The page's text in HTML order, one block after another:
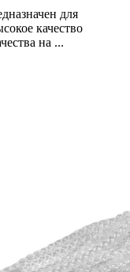
для
качество
на ...